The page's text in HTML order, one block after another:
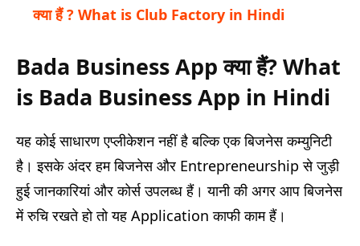
क्या हैं ? What is Club Factory in Hindi
Bada Business Appक्या हैं? What
is Bada Business App in Hindi
यह कोई साधारण एप्लीकेशन नहीं है बल्कि एक बिजनेस कम्युनिटी
है। इसके अंदर हम बिजनेस और Entrepreneurship से जुड़ी
हुई जानकारियां और कोर्स उपलब्ध हैं। यानी की अगर आप बिजनेस
में रुचि रखते हो तो यह Application काफी काम हैं।